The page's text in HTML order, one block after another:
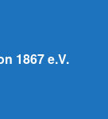
1867 e.V.